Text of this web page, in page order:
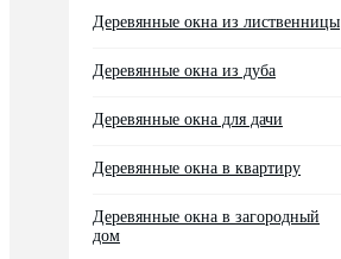
Деревянные окна из лиственницы
Деревянные окна из дуба
Деревянные окна для дачи
Деревянные окна в квартиру
Деревянные окна в загородный
дом